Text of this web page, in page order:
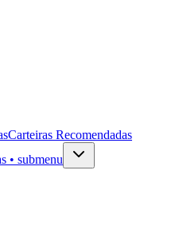
Carteiras Recomendadas
• submenu